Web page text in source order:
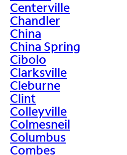
Centerville
Chandler
China
China Spring
Cibolo
Clarksville
Cleburne
Clint
Colleyville
Colmesneil
Columbus
Combes